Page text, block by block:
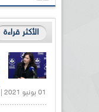
الأكثر قراءة
01 يونيو 2021 |